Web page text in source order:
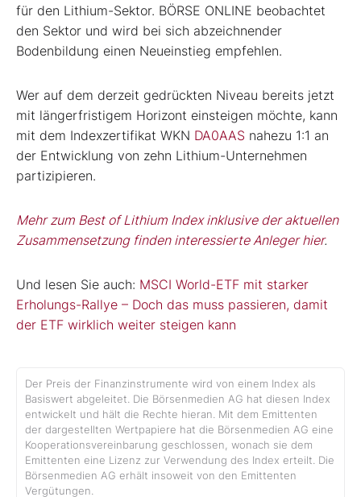
für den Lithium-Sektor. BÖRSE ONLINE beobachtet
den Sektor und wird bei sich abzeichnender
Bodenbildung einen Neueinstieg empfehlen.
Wer auf dem derzeit gedrückten Niveau bereits jetzt
mit längerfristigem Horizont einsteigen möchte, kann
mit dem Indexzertifikat WKN DA0AAS nahezu 1:1 an
der Entwicklung von zehn Lithium-Unternehmen
partizipieren.
Mehr zum Best of Lithium Index inklusive der aktuellen
Zusammensetzung finden interessierte Anleger hier.
Und lesen Sie auch: MSCI World-ETF mit starker
Erholungs-Rallye – Doch das muss passieren, damit
der ETF wirklich weiter steigen kann
Der Preis der Finanzinstrumente wird von einem Index als
Basiswert abgeleitet. Die Börsenmedien AG hat diesen Index
entwickelt und hält die Rechte hieran. Mit dem Emittenten
der dargestellten Wertpapiere hat die Börsenmedien AG eine
Kooperationsvereinbarung geschlossen, wonach sie dem
Emittenten eine Lizenz zur Verwendung des Index erteilt. Die
Börsenmedien AG erhält insoweit von den Emittenten
Vergütungen.